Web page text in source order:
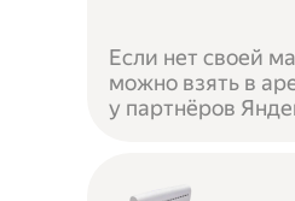
Если нет своей
можно взять в
у партнёров